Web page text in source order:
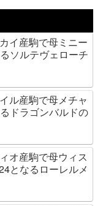
イ産駒で母ミニー
ソルテヴェローチ
ル産駒で母メチャ
ドラゴンバルドの
オ産駒で母ウィス
となるローレルメ